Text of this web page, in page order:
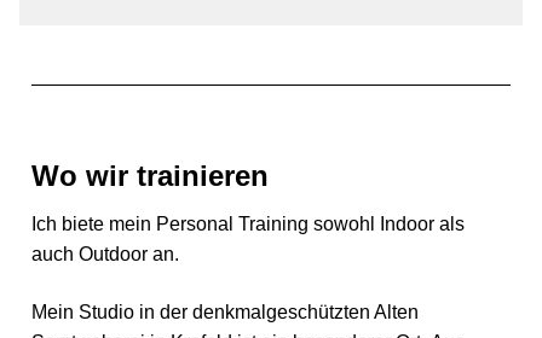
Wo wir trainieren
Ich biete mein Personal Training sowohl Indoor als
auch Outdoor an.
Mein Studio in der denkmalgeschützten Alten